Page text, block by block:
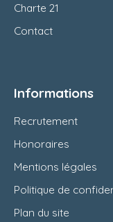
Charte 21
Contact
Informations
Recrutement
Honoraires
Mentions légales
Politique de
Plan du site